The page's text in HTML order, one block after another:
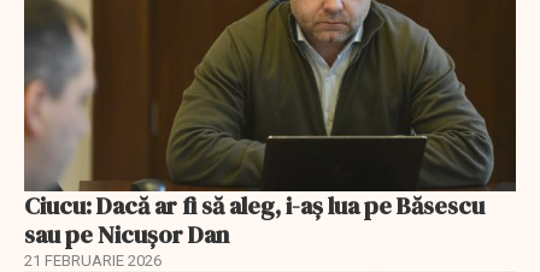
Ciucu: Dacă ar fi să aleg, i-aș lua pe Băsescu
sau pe Nicușor Dan
21 FEBRUARIE 2026